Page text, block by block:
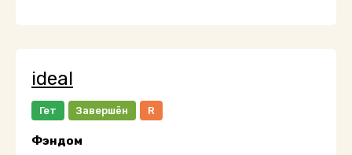
ideal
Гет Завершён R
Фэндом